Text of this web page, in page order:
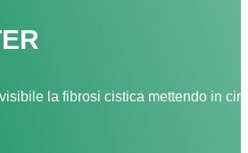
la fibrosi cistica mettendo in